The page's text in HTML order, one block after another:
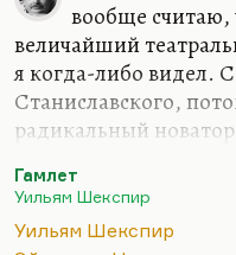
вообще
величайший
я когда-либо видел.
Станиславского,
радикальный
конструктивные его
моему, великих
работал, два
Гамлет
Уильям Шекспир
Уильям Шекспир